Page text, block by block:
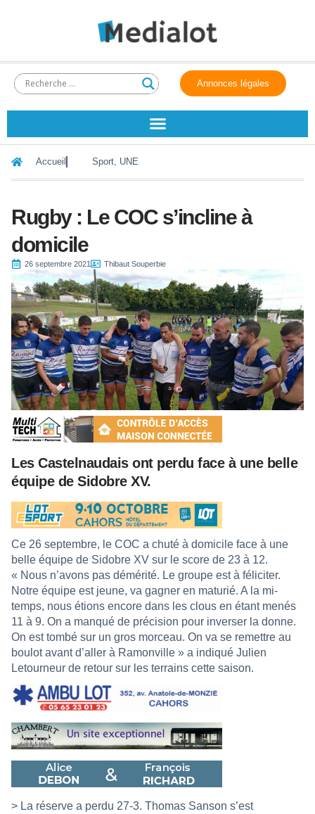
Annonces légales
Accueil Sport, UNE
Rugby : Le COC s’incline à
domicile
26 septembre 2021 Thibaut Souperbie
Les Castelnaudais ont perdu face à une belle
équipe de Sidobre XV.
Ce 26 septembre, le COC a chuté à domicile face à une
belle équipe de Sidobre XV sur le score de 23 à 12.
« Nous n’avons pas démérité. Le groupe est à féliciter.
Notre équipe est jeune, va gagner en maturié. A la mi-
temps, nous étions encore dans les clous en étant menés
11 à 9. On a manqué de précision pour inverser la donne.
On est tombé sur un gros morceau. On va se remettre au
boulot avant d’aller à Ramonville » a indiqué Julien
Letourneur de retour sur les terrains cette saison.
> La réserve a perdu 27-3. Thomas Sanson s’est